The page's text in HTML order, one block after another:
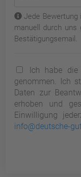
Jede Bewertung
manuell durch uns
Bestätigungsemail.
Ich habe die
genommen. Ich
Daten zur
erhoben und
Einwilligung
info@deutsche-